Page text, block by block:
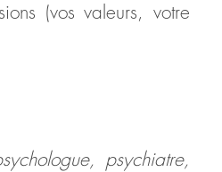
(vos valeurs, votre
psychiatre,